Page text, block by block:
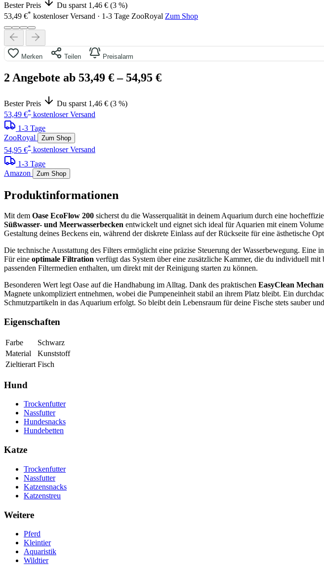
Bester Preis
Du sparst 1,46 € (3 %)
53,49 €* kostenloser Versand · 1-3 Tage ZooRoyal Zum Shop
Merken Teilen Preisalarm
2 Angebote ab 53,49 €– 54,95 €
Bester Preis
Du sparst 1,46 € (3 %)
53,49 €* kostenloser Versand
1-3 Tage
ZooRoyal
Zum Shop
54,95 €* kostenloser Versand
1-3 Tage
Amazon
Zum Shop
Produktinformationen
Mit dem Oase EcoFlow 200 sicherst du die Wasserqualität in deinem Aquarium durch eine
Süßwasser- und Meerwasserbecken entwickelt und eignet sich ideal für Aquarien mit einem
Gestaltung deines Beckens ein, während der diskrete Einlass auf der Rückseite für eine ästhetische
Die technische Ausstattung des Filters ermöglicht eine präzise Steuerung der Wasserbewegung.
Für eine optimale Filtration verfügt das System über eine zusätzliche Kammer, die du individuell
passenden Filtermedien enthalten, um direkt mit der Reinigung starten zu können.
Besonderen Wert legt Oase auf die Handhabung im Alltag. Dank des praktischen EasyClean
Magnete unkompliziert entnehmen, wobei die Pumpeneinheit stabil an ihrem Platz bleibt. Ein
Schmutzpartikeln in das Aquarium erfolgt. So bleibt dein Lebensraum für deine Fische stets sauber
Eigenschaften
Farbe
Schwarz
Material
Kunststoff
Zieltierart Fisch
Hund
Trockenfutter
Nassfutter
Hundesnacks
Hundebetten
Katze
Trockenfutter
Nassfutter
Katzensnacks
Katzenstreu
Weitere
Pferd
Kleintier
Aquaristik
Wildtier